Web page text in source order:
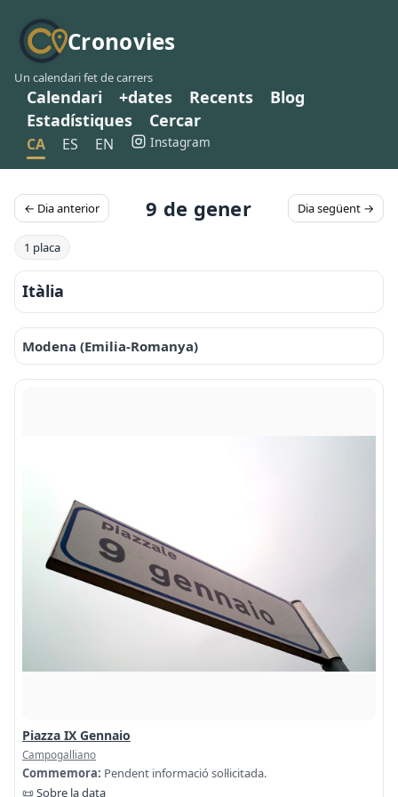
Cronovies
Un calendari fet de carrers
Calendari +dates Recents
Blog
Estadístiques
Cercar
CA ES EN Instagram
← Dia anterior 9 de gener Dia següent →
1 placa
Itàlia
Modena (Emilia-Romanya)
Piazza IX Gennaio
Campogalliano
Commemora: Pendent informació sol·licitada.
📜 Sobre la data